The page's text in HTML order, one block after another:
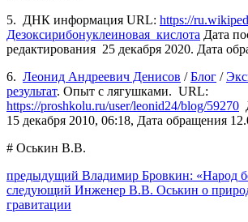
5. ДНК информация URL: https://
Дезоксирибонуклеиновая_кислота Дата
редактирования 25 декабря 2020. Дата
6. Леонид Андреевич Денисов /Блог /
результат. Опыт с лягушками. URL:
https://proshkolu.ru/user/leonid24/blog/59270
15 декабря 2010, 06:18, Дата обращения
# Оськин В.В.
Навигация
по
предыдущий Предыдущий
пост:
Владимир Бровкин: «Народ
следующий Следующее
Инженер В.В. Оськин о
гравитации